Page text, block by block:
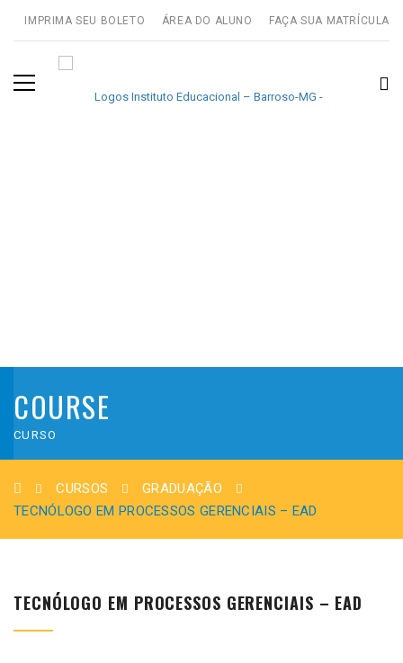
IMPRIMA SEU BOLETO ÁREA DO ALUNO FAÇA SUA MATRÍCULA
COURSE
CURSO
CURSOS
GRADUAÇÃO
TECNÓLOGO EM PROCESSOS GERENCIAIS – EAD
TECNÓLOGO EM PROCESSOS GERENCIAIS – EAD